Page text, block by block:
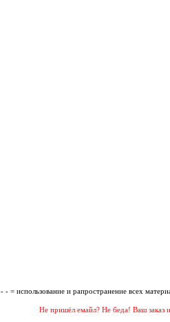
- - = использование и рапространение всех
Не пришёл емайл? Не беда! Ваш заказ